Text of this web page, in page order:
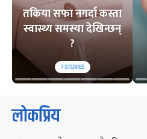
तकिया सफा नगर्दा कस्ता
स्वास्थ्य समस्या देखिन्छन्
?
7STORIES
लोकप्रिय